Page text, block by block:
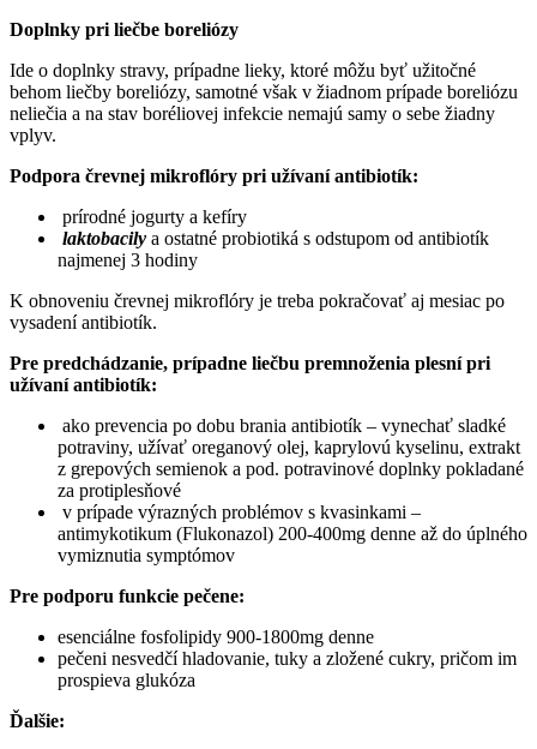
Doplnky pri liečbe boreliózy
Ide o doplnky stravy, prípadne lieky, ktoré môžu byť užitočné
behom liečby boreliózy, samotné však v žiadnom prípade boreliózu
neliečia a na stav boréliovej infekcie nemajú samy o sebe žiadny
vplyv.
Podpora črevnej mikroflóry pri užívaní antibiotík:
prírodné jogurty a kefíry
laktobacily a ostatné probiotiká s odstupom od antibiotík
najmenej 3 hodiny
K obnoveniu črevnej mikroflóry je treba pokračovať aj mesiac po
vysadení antibiotík.
Pre predchádzanie, prípadne liečbu premnoženia plesní pri
užívaní antibiotík:
ako prevencia po dobu brania antibiotík – vynechať sladké
potraviny, užívať oreganový olej, kaprylovú kyselinu, extrakt
z grepových semienok a pod. potravinové doplnky pokladané
za protiplesňové
v prípade výrazných problémov s kvasinkami –
antimykotikum (Flukonazol) 200-400mg denne až do úplného
vymiznutia symptómov
Pre podporu funkcie pečene:
esenciálne fosfolipidy 900-1800mg denne
pečeni nesvedčí hladovanie, tuky a zložené cukry, pričom im
prospieva glukóza
Ďalšie: